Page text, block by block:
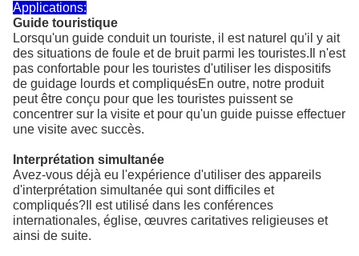
Applications:
Guide touristique
Lorsqu'un guide conduit un touriste, il est naturel qu'il y ait
des situations de foule et de bruit parmi les touristes.Il n'est
pas confortable pour les touristes d'utiliser les dispositifs
de guidage lourds et compliquésEn outre, notre produit
peut être conçu pour que les touristes puissent se
concentrer sur la visite et pour qu'un guide puisse effectuer
une visite avec succès.
Interprétation simultanée
Avez-vous déjà eu l'expérience d'utiliser des appareils
d'interprétation simultanée qui sont difficiles et
compliqués?Il est utilisé dans les conférences
internationales, église, œuvres caritatives religieuses et
ainsi de suite.